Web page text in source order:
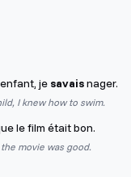
je savaisnager.
I knew how to swim.
le film était bon.
movie was good.